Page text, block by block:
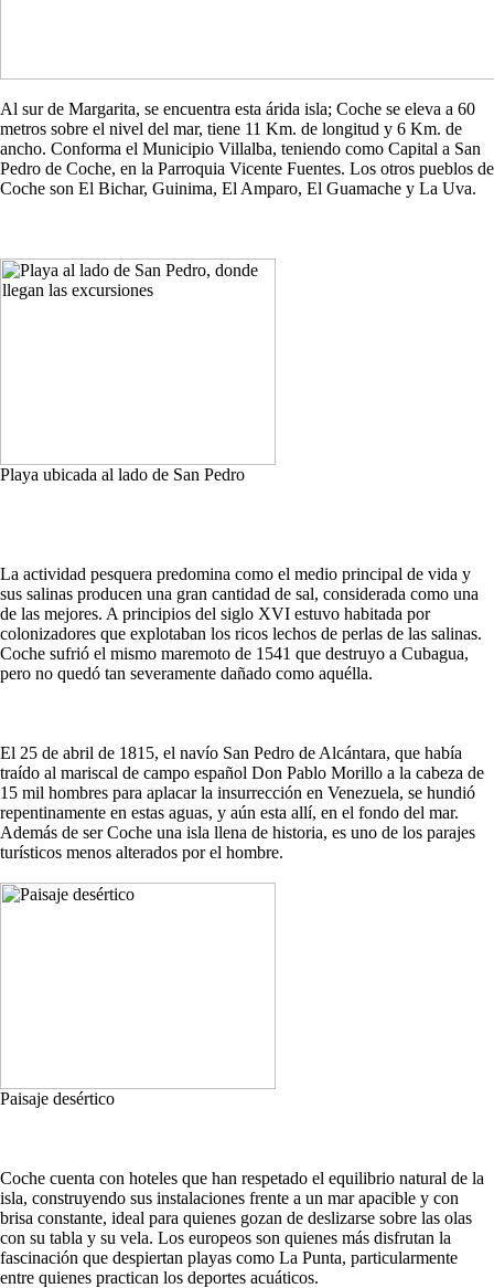
Al sur de Margarita, se encuentra esta árida isla; Coche se eleva a 60
metros sobre el nivel del mar, tiene 11 Km. de longitud y 6 Km. de
ancho. Conforma el Municipio Villalba, teniendo como Capital a San
Pedro de Coche, en la Parroquia Vicente Fuentes. Los otros pueblos de
Coche son El Bichar, Guinima, El Amparo, El Guamache y La Uva.
Playa ubicada al lado de San Pedro
La actividad pesquera predomina como el medio principal de vida y
sus salinas producen una gran cantidad de sal, considerada como una
de las mejores. A principios del siglo XVI estuvo habitada por
colonizadores que explotaban los ricos lechos de perlas de las salinas.
Coche sufrió el mismo maremoto de 1541 que destruyo a Cubagua,
pero no quedó tan severamente dañado como aquélla.
El 25 de abril de 1815, el navío San Pedro de Alcántara, que había
traído al mariscal de campo español Don Pablo Morillo a la cabeza de
15 mil hombres para aplacar la insurrección en Venezuela, se hundió
repentinamente en estas aguas, y aún esta allí, en el fondo del mar.
Además de ser Coche una isla llena de historia, es uno de los parajes
turísticos menos alterados por el hombre.
Paisaje desértico
Coche cuenta con hoteles que han respetado el equilibrio natural de la
isla, construyendo sus instalaciones frente a un mar apacible y con
brisa constante, ideal para quienes gozan de deslizarse sobre las olas
con su tabla y su vela. Los europeos son quienes más disfrutan la
fascinación que despiertan playas como La Punta, particularmente
entre quienes practican los deportes acuáticos.